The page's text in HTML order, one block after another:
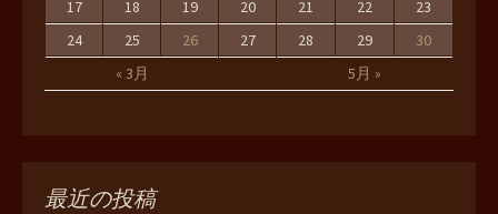
« 3月 5月 »
17
18 19 20 21 22
23
24
25 26 27 28 29 30
最近の投稿